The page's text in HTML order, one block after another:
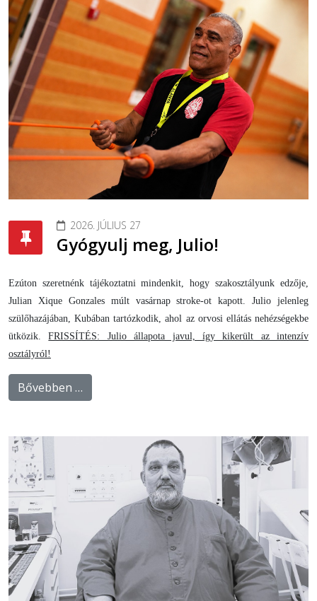
2026. JÚLIUS 27
Gyógyulj meg, Julio!
Ezúton szeretnénk tájékoztatni mindenkit, hogy szakosztályunk edzője,
Julian Xique Gonzales múlt vasárnap stroke-ot kapott. Julio jelenleg
szülőhazájában, Kubában tartózkodik, ahol az orvosi ellátás nehézségekbe
ütközik.FRISSÍTÉS: Julio állapota javul, így kikerült az intenzív
osztályról!
Bővebben …